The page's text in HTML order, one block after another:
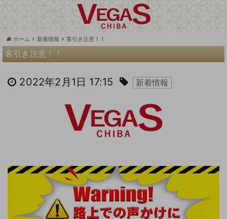
ホーム 新着情報 客引き注意！！
客引き注意！！
2022年2月1日 17:15 新着情報